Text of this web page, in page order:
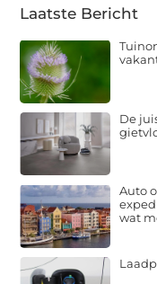
Laatste Bericht
De
Auto
wat